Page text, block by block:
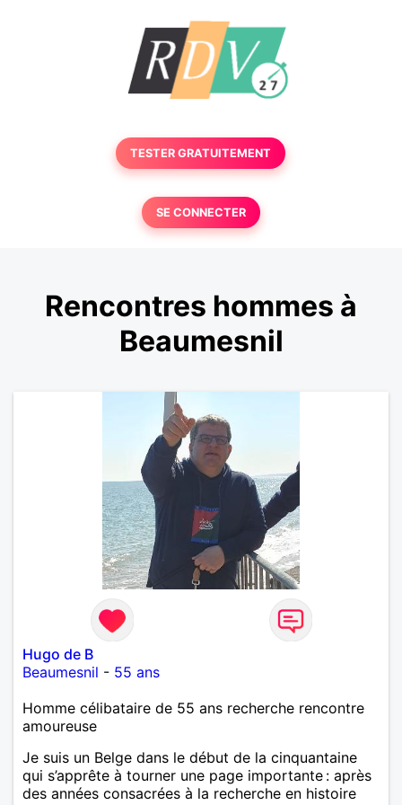
TESTER GRATUITEMENT
SE CONNECTER
Rencontres hommes à
Beaumesnil
Hugo de B
Beaumesnil - 55 ans
Homme célibataire de 55 ans recherche rencontre
amoureuse
Je suis un Belge dans le début de la cinquantaine
qui s’apprête à tourner une page importante : après
des années consacrées à la recherche en histoire